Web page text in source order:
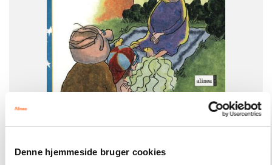
Denne hjemmeside bruger cookies
+
Den første læsning
133,00 kr.